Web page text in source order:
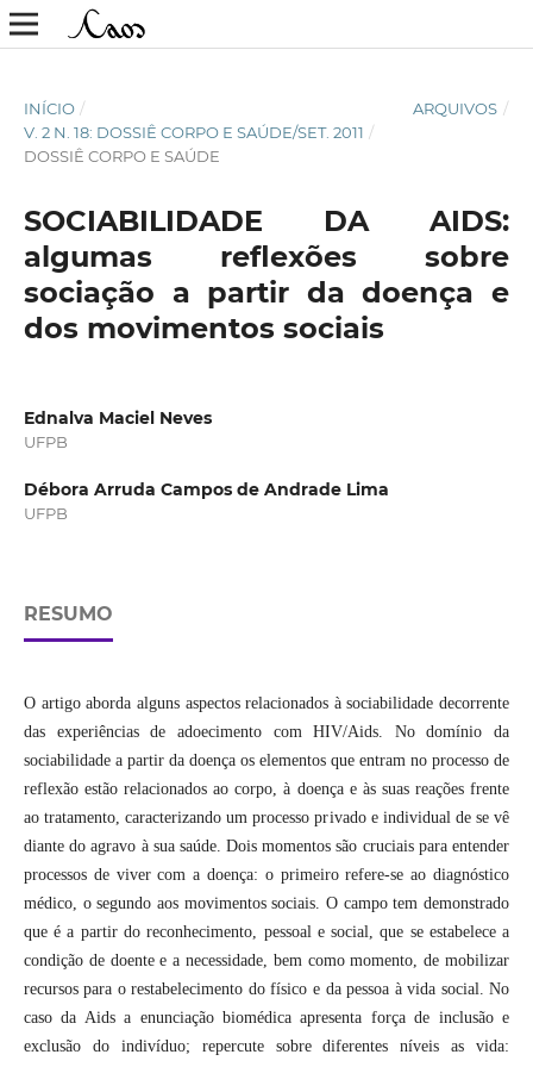
INÍCIO / ARQUIVOS /
V. 2 N. 18: DOSSIÊ CORPO E SAÚDE/SET. 2011 /
DOSSIÊ CORPO E SAÚDE
SOCIABILIDADE DA AIDS:
algumas reflexões sobre
sociação a partir da doença e
dos movimentos sociais
Ednalva Maciel Neves
UFPB
Débora Arruda Campos de Andrade Lima
UFPB
RESUMO
O artigo aborda alguns aspectos relacionados à sociabilidade decorrente
das experiências de adoecimento com HIV/Aids. No domínio da
sociabilidade a partir da doença os elementos que entram no processo de
reflexão estão relacionados ao corpo, à doença e às suas reações frente
ao tratamento, caracterizando um processo privado e individual de se vê
diante do agravo à sua saúde. Dois momentos são cruciais para entender
processos de viver com a doença: o primeiro refere-se ao diagnóstico
médico, o segundo aos movimentos sociais. O campo tem demonstrado
que é a partir do reconhecimento, pessoal e social, que se estabelece a
condição de doente e a necessidade, bem como momento, de mobilizar
recursos para o restabelecimento do físico e da pessoa à vida social. No
caso da Aids a enunciação biomédica apresenta força de inclusão e
exclusão do indivíduo; repercute sobre diferentes níveis as vida: